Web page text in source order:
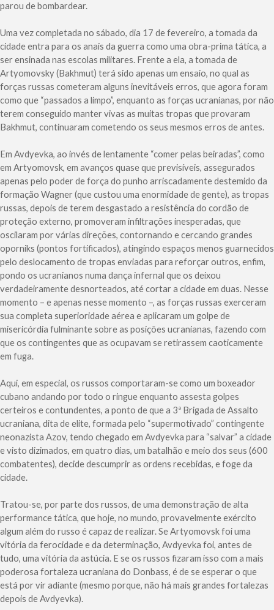
parou de bombardear.
Uma vez completada no sábado, dia 17 de fevereiro, a tomada da
cidade entra para os anais da guerra como uma obra-prima tática, a
ser ensinada nas escolas militares. Frente a ela, a tomada de
Artyomovsky (Bakhmut) terá sido apenas um ensaio, no qual as
forças russas cometeram alguns inevitáveis erros, que agora foram
como que “passados a limpo”, enquanto as forças ucranianas, por não
terem conseguido manter vivas as muitas tropas que provaram
Bakhmut, continuaram cometendo os seus mesmos erros de antes.
Em Avdyevka, ao invés de lentamente “comer pelas beiradas”, como
em Artyomovsk, em avanços quase que previsíveis, assegurados
apenas pelo poder de força do punho arriscadamente destemido da
formação Wagner (que custou uma enormidade de gente), as tropas
russas, depois de terem desgastado a resistência do cordão de
proteção externo, promoveram infiltrações inesperadas, que
oscilaram por várias direções, contornando e cercando grandes
oporniks (pontos fortificados), atingindo espaços menos guarnecidos
pelo deslocamento de tropas enviadas para reforçar outros, enfim,
pondo os ucranianos numa dança infernal que os deixou
verdadeiramente desnorteados, até cortar a cidade em duas. Nesse
momento – e apenas nesse momento –, as forças russas exerceram
sua completa superioridade aérea e aplicaram um golpe de
misericórdia fulminante sobre as posições ucranianas, fazendo com
que os contingentes que as ocupavam se retirassem caoticamente
em fuga.
Aqui, em especial, os russos comportaram-se como um boxeador
cubano andando por todo o ringue enquanto assesta golpes
certeiros e contundentes, a ponto de que a 3ª Brigada de Assalto
ucraniana, dita de elite, formada pelo “supermotivado” contingente
neonazista Azov, tendo chegado em Avdyevka para “salvar” a cidade
e visto dizimados, em quatro dias, um batalhão e meio dos seus (600
combatentes), decide descumprir as ordens recebidas, e foge da
cidade.
Tratou-se, por parte dos russos, de uma demonstração de alta
performance tática, que hoje, no mundo, provavelmente exército
algum além do russo é capaz de realizar. Se Artyomovsk foi uma
vitória da ferocidade e da determinação, Avdyevka foi, antes de
tudo, uma vitória da astúcia. E se os russos fizaram isso com a mais
poderosa fortaleza ucraniana do Donbass, é de se esperar o que
está por vir adiante (mesmo porque, não há mais grandes fortalezas
depois de Avdyevka).